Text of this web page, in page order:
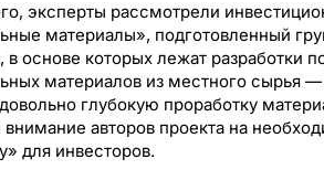
эксперты рассмотрели
материалы», подготовленный
в основе которых лежат разработки
материалов из местного сырья
глубокую проработку
внимание авторов проекта на
для инвесторов.